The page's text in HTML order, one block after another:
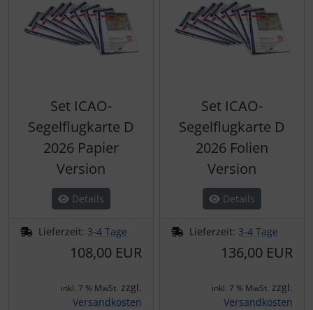
Set ICAO-
Segelflugkarte D
2026 Papier
Version
Details
Lieferzeit: 3-4 Tage
108,00 EUR
inkl. 7 % MwSt. zzgl.
Versandkosten
Set ICAO-
Segelflugkarte D
2026 Folien
Version
Details
Lieferzeit: 3-4 Tage
136,00 EUR
inkl. 7 % MwSt. zzgl.
Versandkosten
Instrumente
Navigation
Reifen, Schläuche und Co.
Schrauben, Muttern & Co.
Schutz und Pflege
Schlüsselanhänger
Taschen
Thermikhüte